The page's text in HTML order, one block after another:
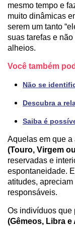
mesmo tempo e
muito dinâmicas
serem um tanto
suas tarefas e
alheios.
Você também
Não se
Descubra a
Saiba é
Aquelas em que a
(Touro, Virgem
reservadas e
espontaneidade.
atitudes,
responsáveis.
Os indivíduos que
(Gêmeos, Libra e